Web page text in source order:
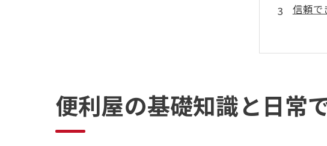
信頼で
代表
広島県
広島県
店舗概
便利屋の基礎知識と日常